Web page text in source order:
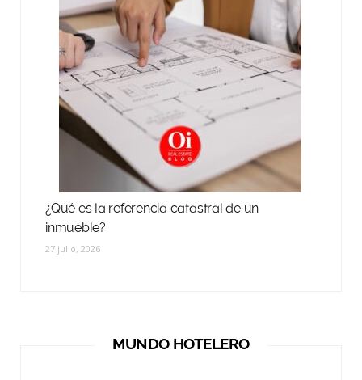
¿Qué es la referencia catastral de un
inmueble?
27 julio, 2026
MUNDO HOTELERO